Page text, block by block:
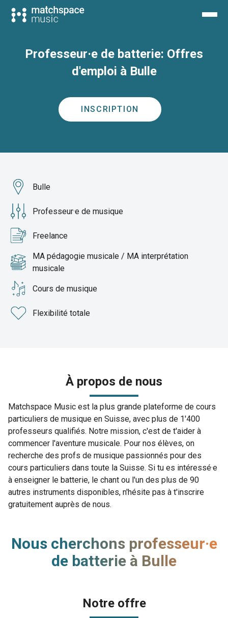
Professeur·e de batterie: Offres
d'emploi à Bulle
INSCRIPTION
Bulle
Professeur·e de musique
Freelance
MA pédagogie musicale / MA interprétation
musicale
Cours de musique
Flexibilité totale
À propos de nous
Matchspace Music est la plus grande plateforme de cours
particuliers de musique en Suisse, avec plus de 1'400
professeurs qualifiés. Notre mission, c'est de t'aider à
commencer l'aventure musicale. Pour nos élèves, on
recherche des profs de musique passionnés pour des
cours particuliers dans toute la Suisse. Si tu es intéressé·e
à enseigner le batterie, le chant ou l'un des plus de 90
autres instruments disponibles, n'hésite pas à t'inscrire
gratuitement auprès de nous.
Nous cherchons professeur·e
de batterie à Bulle
Notre offre